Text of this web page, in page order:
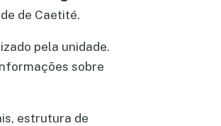
de Caetité.
pela unidade.
sobre
estrutura de